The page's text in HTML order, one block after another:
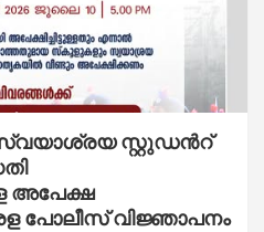
സ്റ്റുഡന്‍റ്
അപേക്ഷ
പോലീസ് വിജ്ഞാപനം